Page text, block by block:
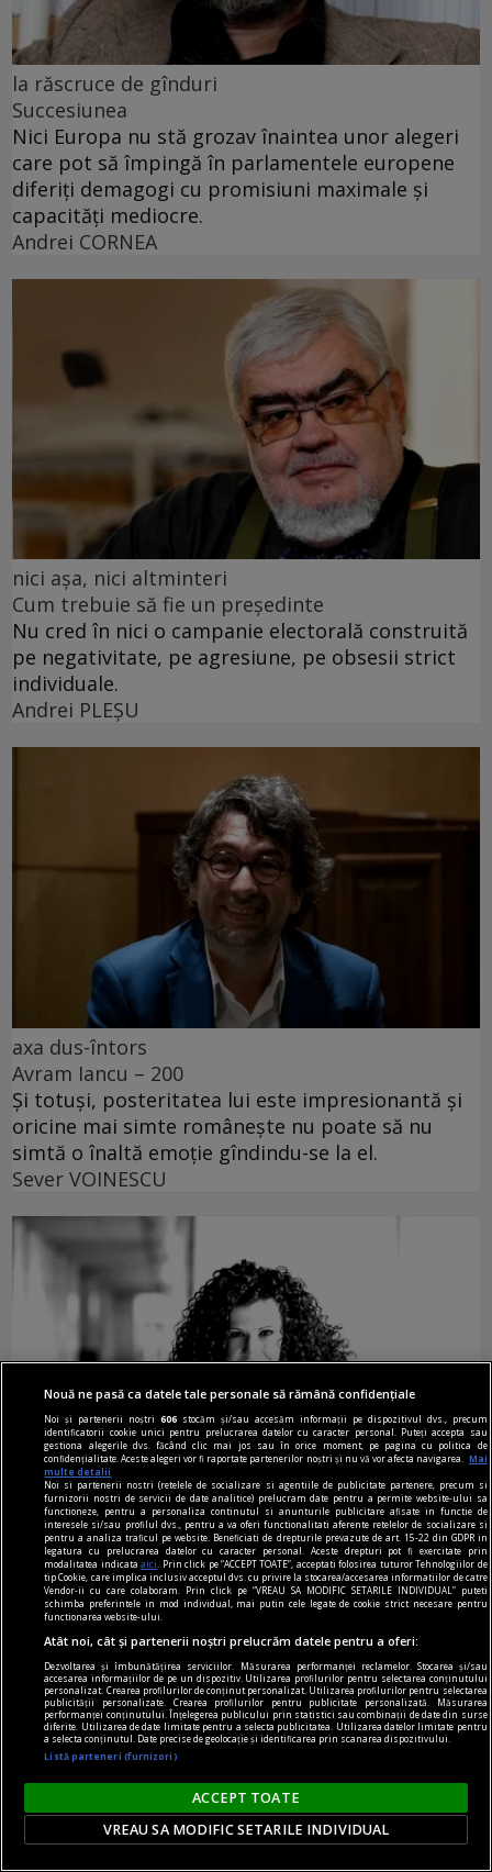
la răscruce de gînduri
Succesiunea
Nici Europa nu stă grozav înaintea unor alegeri
care pot să împingă în parlamentele europene
diferiți demagogi cu promisiuni maximale și
capacități mediocre.
Andrei CORNEA
nici așa, nici altminteri
Cum trebuie să fie un președinte
Nu cred în nici o campanie electorală construită
pe negativitate, pe agresiune, pe obsesii strict
individuale.
Andrei PLEŞU
axa dus-întors
Avram Iancu – 200
Și totuși, posteritatea lui este impresionantă și
oricine mai simte românește nu poate să nu
simtă o înaltă emoție gîndindu-se la el.
Sever VOINESCU
accent pe istorie
Lech Walesa, din istorie și din prezent
Stocul pare limitat, istoria continuă.
Mihaela SIMINA
Nouă ne pasă ca datele tale personale să rămână confidențiale
Noi și partenerii noștri606 stocăm și/sau accesăm informații pe dispozitivul dvs., precum
identificatorii cookie unici pentru prelucrarea datelor cu caracter personal. Puteți accepta sau
gestiona alegerile dvs. făcând clic mai jos sau în orice moment, pe pagina cu politica de
confidențialitate. Aceste alegeri vor fi raportate partenerilor noștri și nu vă vor afecta navigarea.
Mai
multe detalii
Noi si partenerii nostri (retelele de socializare si agentiile de publicitate partenere, precum si
furnizorii nostri de servicii de date analitice) prelucram date pentru a permite website-ului sa
functioneze, pentru a personaliza continutul si anunturile publicitare afisate in functie de
interesele si/sau profilul dvs., pentru a va oferi functionalitati aferente retelelor de socializare si
pentru a analiza traficul pe website. Beneficiati de drepturile prevazute de art. 15-22 din GDPR in
legatura cu prelucrarea datelor cu caracter personal. Aceste drepturi pot fi exercitate prin
modalitatea indicataaici
. Prin click pe “ACCEPT TOATE”, acceptati folosirea tuturor Tehnologiilor de
tip Cookie, care implica inclusiv acceptul dvs. cu privire la stocarea/accesarea informatiilor de catre
Vendor-ii cu care colaboram. Prin click pe “VREAU SA MODIFIC SETARILE INDIVIDUAL” puteti
schimba preferintele in mod individual, mai putin cele legate de cookie strict necesare pentru
functionarea website-ului.
Atât noi, cât și partenerii noștri prelucrăm datele pentru a oferi:
Dezvoltarea și îmbunătățirea serviciilor. Măsurarea performanței reclamelor. Stocarea și/sau
accesarea informațiilor de pe un dispozitiv. Utilizarea profilurilor pentru selectarea conținutului
personalizat. Crearea profilurilor de conținut personalizat. Utilizarea profilurilor pentru selectarea
publicității personalizate. Crearea profilurilor pentru publicitate personalizată. Măsurarea
performanței conținutului. Înțelegerea publicului prin statistici sau combinații de date din surse
diferite. Utilizarea de date limitate pentru a selecta publicitatea. Utilizarea datelor limitate pentru
a selecta conținutul. Date precise de geolocație și identificarea prin scanarea dispozitivului.
Listă parteneri (furnizori)
ACCEPT TOATE
VREAU SA MODIFIC SETARILE INDIVIDUAL